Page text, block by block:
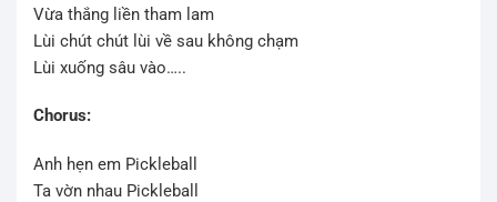
Vừa thắng liền tham lam
Lùi chút chút lùi về sau không chạm
Lùi xuống sâu vào…..
Chorus:
Anh hẹn em Pickleball
Ta vờn nhau Pickleball